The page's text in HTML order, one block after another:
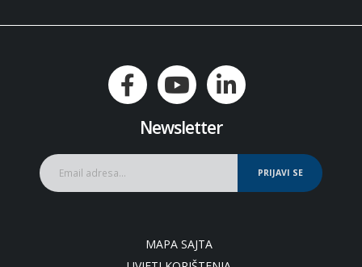
Newsletter
PRIJAVI SE
MAPA SAJTA